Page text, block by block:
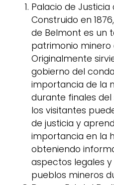
Palacio de Justicia
Construido en
de Belmont es un
patrimonio minero
Originalmente
gobierno del
importancia de la
durante finales del
los visitantes
de justicia y
importancia en la
obteniendo
aspectos legales
pueblos mineros